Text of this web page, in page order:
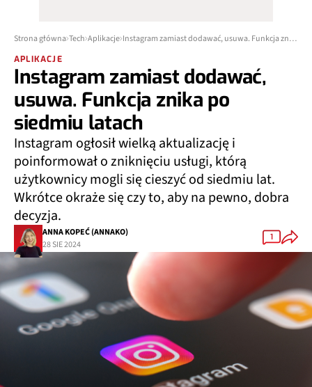
Strona główna Tech Aplikacje Instagram zamiast dodawać, usuwa. Funkcja znika po siedmiu latach
APLIKACJE
Instagram zamiast dodawać,
usuwa. Funkcja znika po
siedmiu latach
Instagram ogłosił wielką aktualizację i
poinformował o zniknięciu usługi, którą
użytkownicy mogli się cieszyć od siedmiu lat.
Wkrótce okraże się czy to, aby na pewno, dobra
decyzja.
ANNA KOPEĆ (ANNAKO)
28 SIE 2024
1